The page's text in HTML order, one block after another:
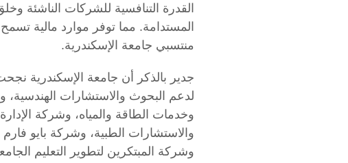
القدرة التنافسية للشركات الناشئة
المستدامة. مما توفر موارد مالية
منتسبي جامعة الإسكندرية.
جدير بالذكر أن جامعة الإسكندرية
لدعم البحوث والاستشارات الهندسية،
وخدمات الطاقة والمياه، وشركة
والاستشارات الطبية، وشركة بايو
وشركة المبتكرين لتطوير التعليم